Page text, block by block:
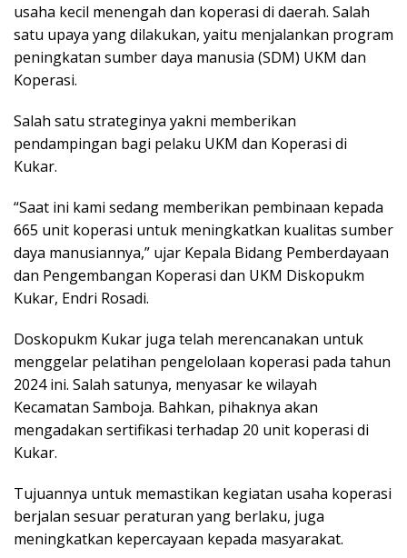
usaha kecil menengah dan koperasi di daerah. Salah
satu upaya yang dilakukan, yaitu menjalankan program
peningkatan sumber daya manusia (SDM) UKM dan
Koperasi.
Salah satu strateginya yakni memberikan
pendampingan bagi pelaku UKM dan Koperasi di
Kukar.
“Saat ini kami sedang memberikan pembinaan kepada
665 unit koperasi untuk meningkatkan kualitas sumber
daya manusiannya,” ujar Kepala Bidang Pemberdayaan
dan Pengembangan Koperasi dan UKM Diskopukm
Kukar, Endri Rosadi.
Doskopukm Kukar juga telah merencanakan untuk
menggelar pelatihan pengelolaan koperasi pada tahun
2024 ini. Salah satunya, menyasar ke wilayah
Kecamatan Samboja. Bahkan, pihaknya akan
mengadakan sertifikasi terhadap 20 unit koperasi di
Kukar.
Tujuannya untuk memastikan kegiatan usaha koperasi
berjalan sesuar peraturan yang berlaku, juga
meningkatkan kepercayaan kepada masyarakat.